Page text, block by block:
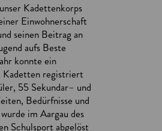
Kadettenkorps
Einwohnerschaft
seinen Beitrag an
aufs Beste
konnte ein
Kadetten registriert
55 Sekundar– und
Bedürfnisse und
im Aargau des
Schulsport abgelöst